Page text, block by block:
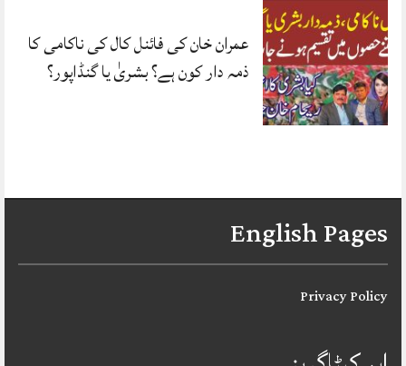
عمران خان کی فائنل کال کی ناکامی کا
ذمہ دار کون ہے؟ بشریٰ یا گنڈاپور؟
English Pages
Privacy Policy